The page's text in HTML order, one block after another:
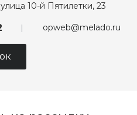
10-й Пятилетки, 23
opweb@melado.ru